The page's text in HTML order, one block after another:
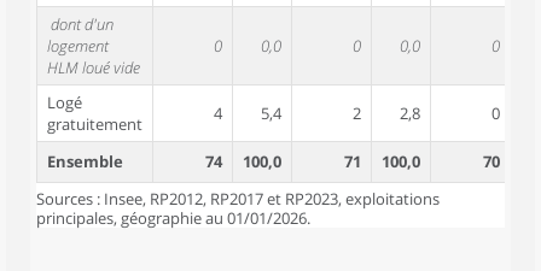
dont d'un
logement
HLM loué vide
0 0,0 0 0,0 0
Logé
gratuitement
4 5,4 2 2,8 0
Ensemble 74 100,0 71 100,0 70
Sources : Insee, RP2012, RP2017 et RP2023, exploitations
principales, géographie au 01/01/2026.